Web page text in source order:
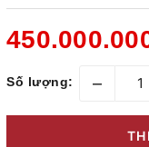
Số lượng: –